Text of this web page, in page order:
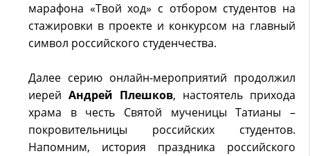
марафона «Твой ход» с отбором студентов на
стажировки в проекте и конкурсом на главный
символ российского студенчества.
Далее серию онлайн-мероприятий продолжил
иерей Андрей Плешков, настоятель прихода
храма в честь Святой мученицы Татианы –
покровительницы российских студентов.
Напомним, история праздника российского